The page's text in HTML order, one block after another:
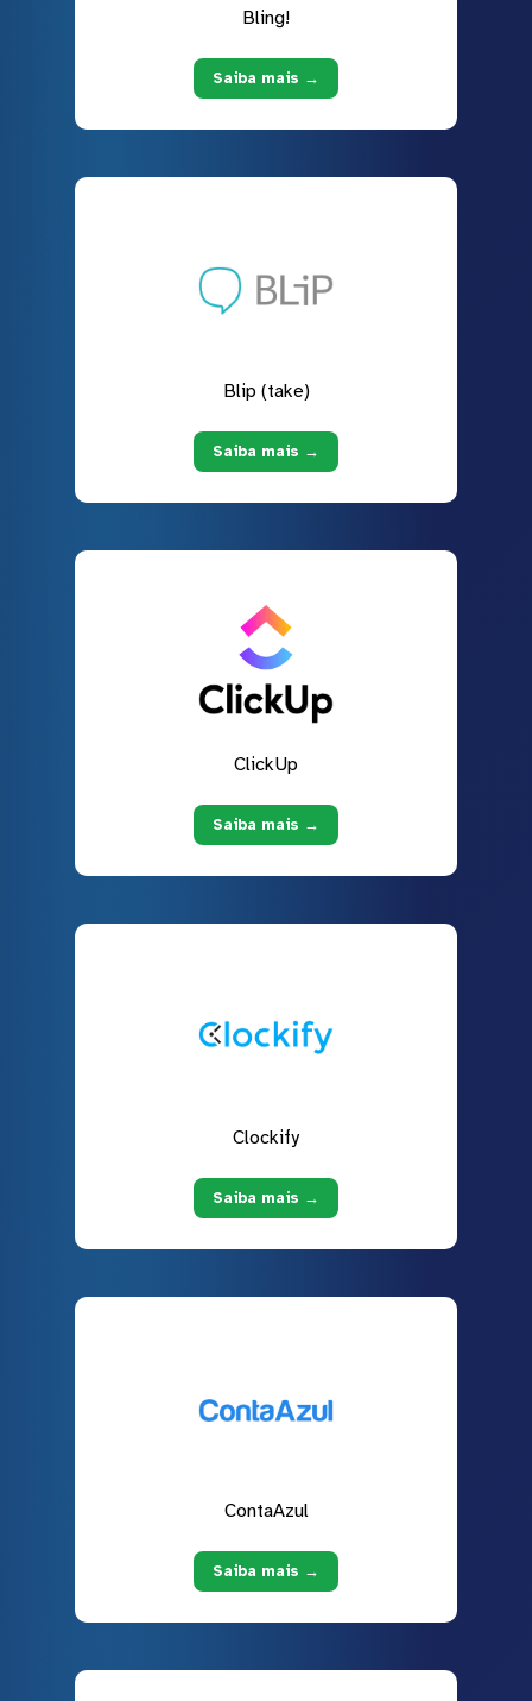
Bling!
Saiba mais →
Blip (take)
Saiba mais →
ClickUp
Saiba mais →
Clockify
Saiba mais →
ContaAzul
Saiba mais →